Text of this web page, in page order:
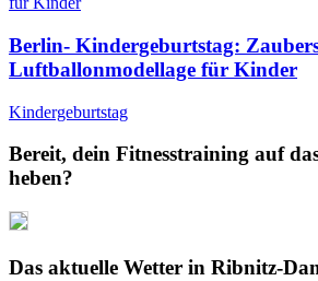
Berlin- Kindergeburtstag:
Luftballonmodellage für Kinder
Kindergeburtstag
Bereit, dein Fitnesstraining auf
heben?
Das aktuelle Wetter in Ribnitz-